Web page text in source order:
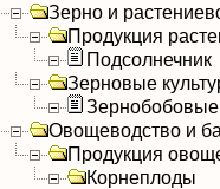
Зерно и
Продукция
Подсолнечник
Зерновые
Зернобобовые
Овощеводство и
Продукция
Корнеплоды